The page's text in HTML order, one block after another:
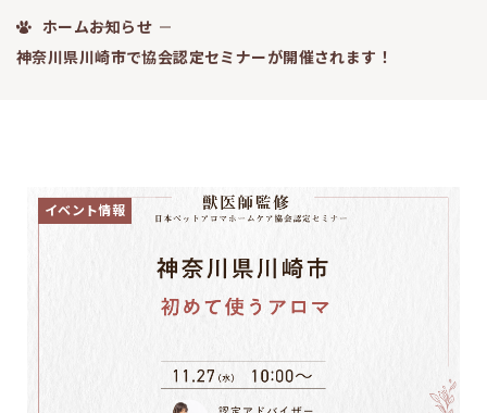
ホームお知らせ
神奈川県川崎市で協会認定セミナーが開催されます！
イベント情報